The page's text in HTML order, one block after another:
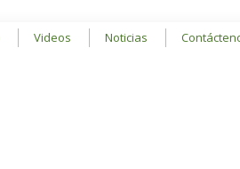
Videos Noticias